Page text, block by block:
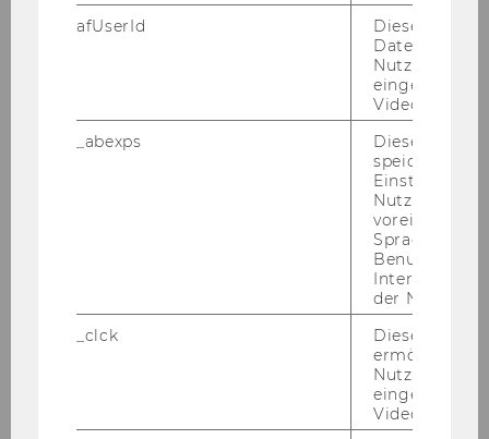
Regional- und Umweltwirtschaft
Internationales Marketing
Mag.
afUserId
Dieses
Daten von
Videos
_abexps
Dieses Cookie
speichert
Nutzer*in, zB.
Sprache,
der Nutzer*in
_clck
Dieses Cookie
ermöglicht
Nutzung des
Video Players